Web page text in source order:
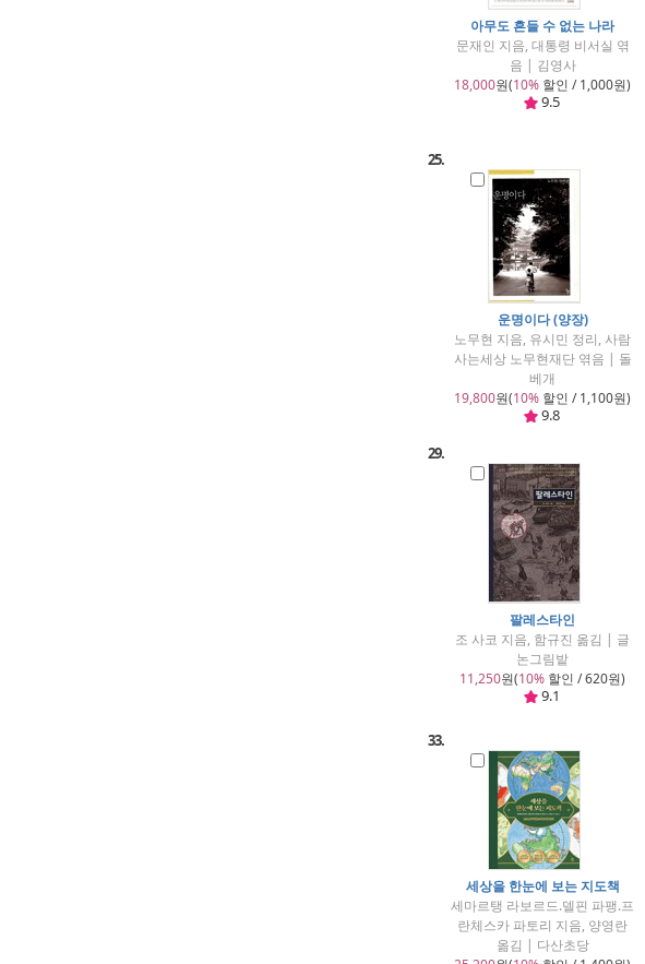
아무도 흔들 수 없는 나라
문재인 지음, 대통령 비서실 엮
음 | 김영사
18,000원(10% 할인 / 1,000원)
9.5
25.
운명이다 (양장)
노무현 지음, 유시민 정리, 사람
사는세상 노무현재단 엮음 | 돌
베개
19,800원(10% 할인 / 1,100원)
9.8
29.
팔레스타인
조 사코 지음, 함규진 옮김 | 글
논그림밭
11,250원(10% 할인 / 620원)
9.1
33.
세상을 한눈에 보는 지도책
세마르탱 라보르드.델핀 파팽.프
란체스카 파토리 지음, 양영란
옮김 | 다산초당